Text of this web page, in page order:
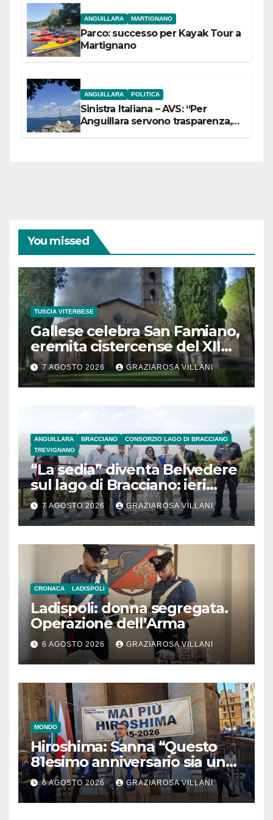
ANGUILLARA MARTIGNANO
Parco: successo per Kayak Tour a
Martignano
ANGUILLARA POLITICA
Sinistra Italiana – AVS: “Per
Anguillara servono trasparenza,
You missed
TUSCIA VITERBESE
Gallese celebra San Famiano,
eremita cistercense del XII
secolo
7 AGOSTO 2026 GRAZIAROSA VILLANI
ANGUILLARA BRACCIANO
CONSORZIO LAGO DI BRACCIANO
TREVIGNANO
“La sedia” diventa Belvedere
sul lago di Bracciano: ieri
l’inaugurazione
7 AGOSTO 2026 GRAZIAROSA VILLANI
CRONACA LADISPOLI
Ladispoli: donna segregata.
Operazione dell’Arma
6 AGOSTO 2026 GRAZIAROSA VILLANI
MONDO
Hiroshima: Sanna “Questo
81esimo anniversario sia un
monito per tutti”
6 AGOSTO 2026 GRAZIAROSA VILLANI